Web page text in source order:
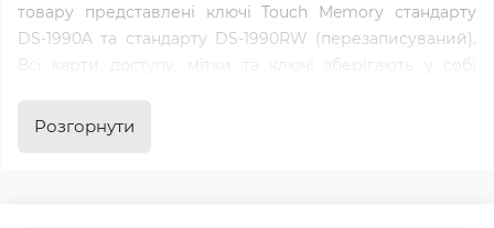
товару представлені ключі Touch Memory стандарту
DS-1990A та стандарту DS-1990RW (перезаписуваний).
Всі карти доступу, мітки та ключі зберігають у собі
зчитування контролер визначає чи є в його пам'яті
Розгорнути